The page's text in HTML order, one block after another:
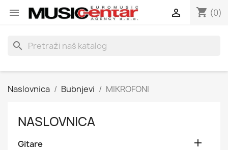
 shopping_cart (0)

search
Naslovnica Bubnjevi MIKROFONI
NASLOVNICA
Gitare 